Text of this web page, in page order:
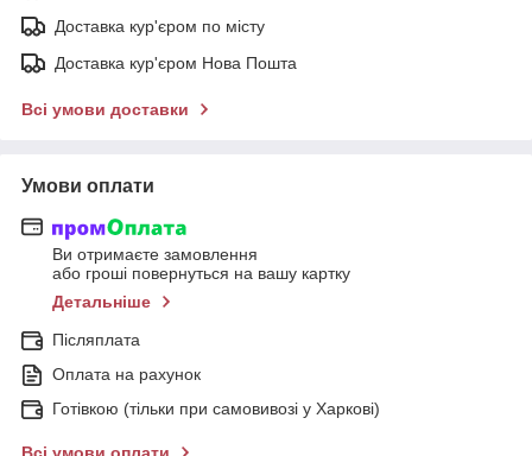
Доставка кур'єром по місту
Доставка кур'єром Нова Пошта
Всі умови доставки
Умови оплати
Ви отримаєте замовлення
або гроші повернуться на вашу картку
Детальніше
Післяплата
Оплата на рахунок
Готівкою (тільки при самовивозі у Харкові)